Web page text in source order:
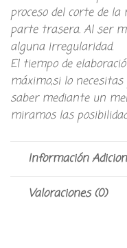
proceso del corte de
parte trasera. Al ser
alguna irregularidad.
El tiempo de
máximo,si lo
saber mediante un
miramos las
Información
Valoraciones (0)